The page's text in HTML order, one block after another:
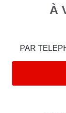
À
PAR